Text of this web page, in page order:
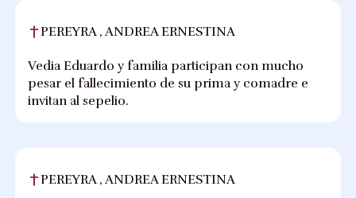
PEREYRA , ANDREA ERNESTINA
Vedia Eduardo y familia participan con mucho
pesar el fallecimiento de su prima y comadre e
invitan al sepelio.
PEREYRA , ANDREA ERNESTINA